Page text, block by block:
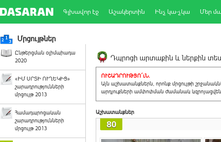
Գլխավոր էջ Աշակերտին Ինչ կա-չկա Մեր
Մրցույթներ
Ընթերցման օլիմպիադա
2020
«ԻՄ ՍՐՏԻ ՈՒՂԵԿԻՑ»
շարադրությունների
մրցույթ 2013
Համադպրոցական
շարադրությունների
մրցույթ 2013
Դպրոցի արտաքին և ներքին
ՈՒՇԱԴՐՈՒԹՅՈ´ւՆ.
Այն աշխատանքներն, որոնք մրցույթի
արդյուքների ամփոփման ժամանակ
Աշխատանքներ
80